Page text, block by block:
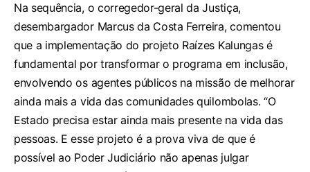
Na sequência, o corregedor-geral da Justiça,
desembargador Marcus da Costa Ferreira, comentou
que a implementação do projeto Raízes Kalungas é
fundamental por transformar o programa em inclusão,
envolvendo os agentes públicos na missão de melhorar
ainda mais a vida das comunidades quilombolas. “O
Estado precisa estar ainda mais presente na vida das
pessoas. E esse projeto é a prova viva de que é
possível ao Poder Judiciário não apenas julgar